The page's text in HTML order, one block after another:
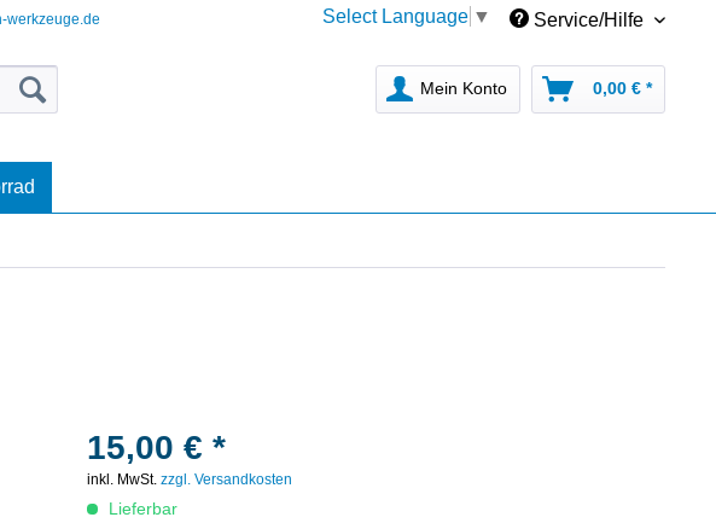
werkzeuge.de Select Language ▼ Service/Hilfe
Mein Konto 0,00 € *
15,00 € *
inkl. MwSt.zzgl. Versandkosten
Lieferbar